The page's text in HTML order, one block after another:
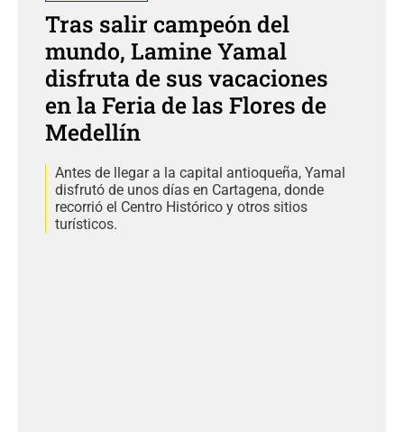
Tras salir campeón del
mundo, Lamine Yamal
disfruta de sus vacaciones
en la Feria de las Flores de
Medellín
Antes de llegar a la capital antioqueña, Yamal
disfrutó de unos días en Cartagena, donde
recorrió el Centro Histórico y otros sitios
turísticos.